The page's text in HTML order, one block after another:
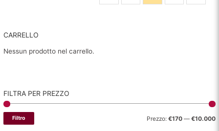
CARRELLO
Nessun prodotto nel carrello.
FILTRA PER PREZZO
PP
Filtro Prezzo: €170— €10.000